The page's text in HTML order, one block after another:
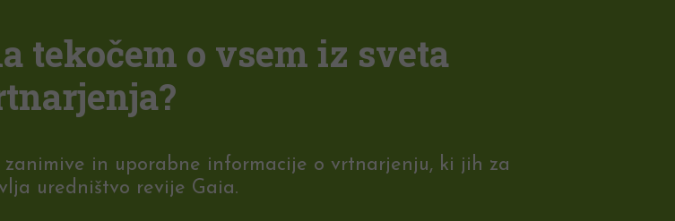
tekočem o vsem iz sveta
in uporabne informacije o vrtnarjenju, ki jih za
uredništvo revije Gaia.